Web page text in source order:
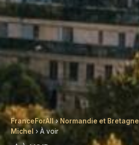
FranceForAll› Normandie et Bretagne
Michel › À voir